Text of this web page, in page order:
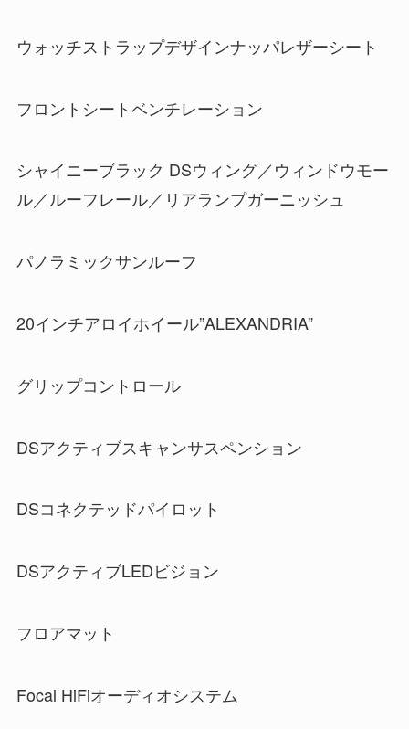
ウォッチストラップデザインナッパレザーシート
フロントシートベンチレーション
シャイニーブラック DSウィング／ウィンドウモー
ル／ルーフレール／リアランプガーニッシュ
パノラミックサンルーフ
20インチアロイホイール”ALEXANDRIA”
グリップコントロール
DSアクティブスキャンサスペンション
DSコネクテッドパイロット
DSアクティブLEDビジョン
フロアマット
Focal HiFiオーディオシステム